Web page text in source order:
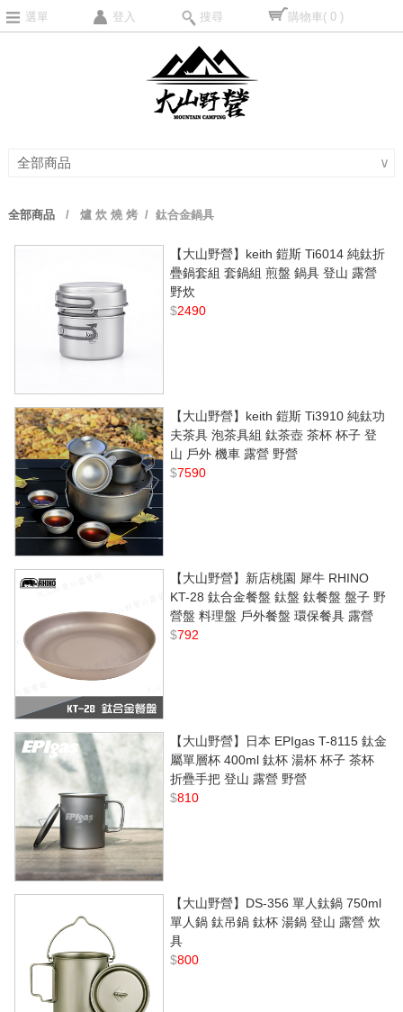
選單 登入 搜尋 購物車( 0 )
全部商品 ∨
全部商品/ 爐 炊 燒 烤/ 鈦合金鍋具
【大山野營】keith 鎧斯 Ti6014 純鈦折
疊鍋套組 套鍋組 煎盤 鍋具 登山 露營
野炊
$2490
【大山野營】keith 鎧斯 Ti3910 純鈦功
夫茶具 泡茶具組 鈦茶壺 茶杯 杯子 登
山 戶外 機車 露營 野營
$7590
【大山野營】新店桃園 犀牛 RHINO
KT-28 鈦合金餐盤 鈦盤 鈦餐盤 盤子 野
營盤 料理盤 戶外餐盤 環保餐具 露營
$792
【大山野營】日本 EPIgas T-8115 鈦金
屬單層杯 400ml 鈦杯 湯杯 杯子 茶杯
折疊手把 登山 露營 野營
$810
【大山野營】DS-356 單人鈦鍋 750ml
單人鍋 鈦吊鍋 鈦杯 湯鍋 登山 露營 炊
具
$800